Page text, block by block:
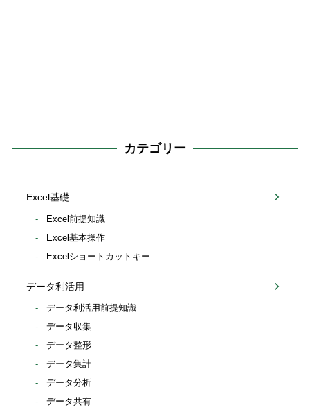
カテゴリー
Excel基礎
Excel前提知識
Excel基本操作
Excelショートカットキー
データ利活用
データ利活用前提知識
データ収集
データ整形
データ集計
データ分析
データ共有